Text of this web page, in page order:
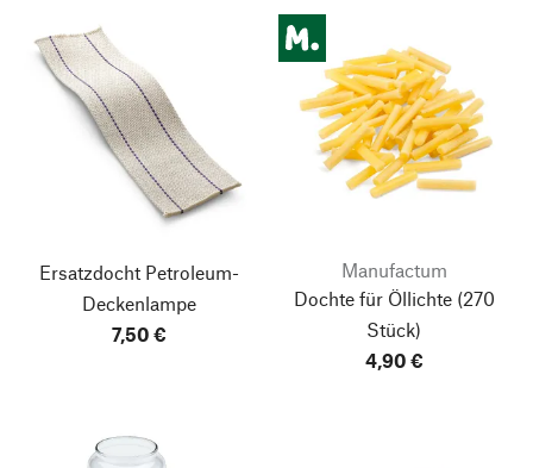
Ersatzdocht Petroleum-
Deckenlampe
7,50 €
Manufactum
Dochte für Öllichte(270
Stück)
4,90 €